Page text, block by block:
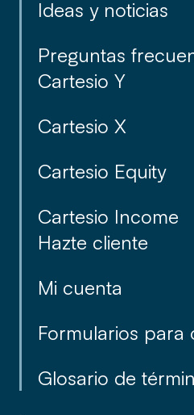
Ideas y noticias
Preguntas
Cartesio Y
Cartesio X
Cartesio Equity
Cartesio Income
Hazte cliente
Mi cuenta
Formularios para
Glosario de